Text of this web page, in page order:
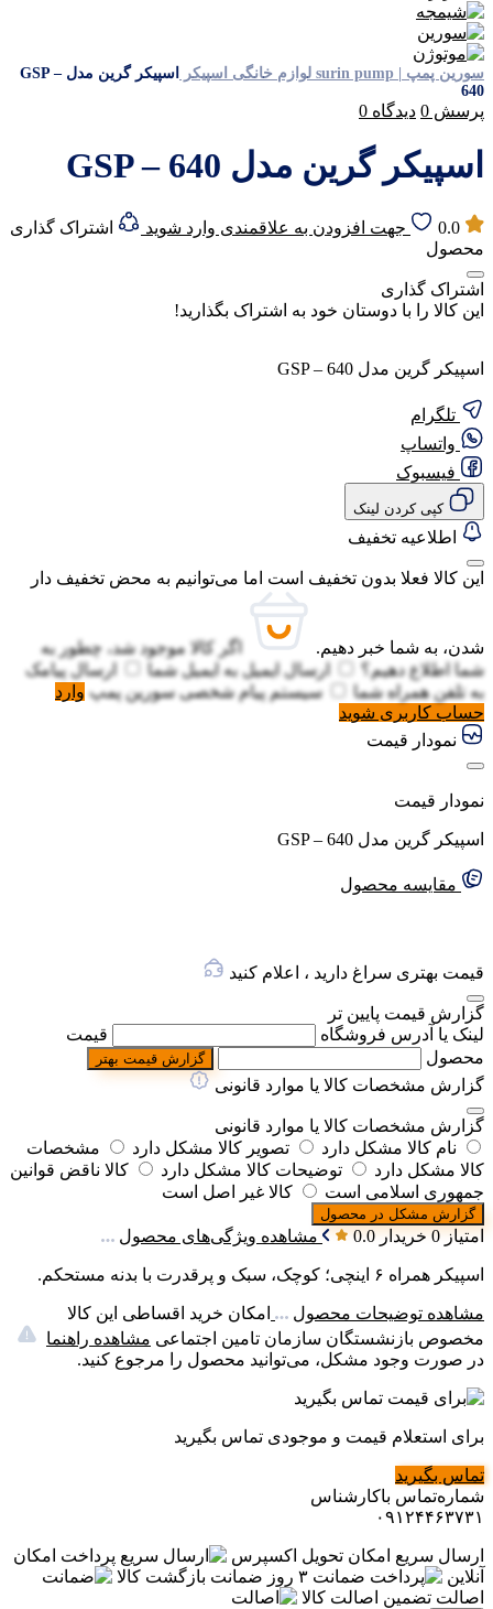
سورین پمپ | surin pump لوازم خانگی اسپیکر
اسپیکر گرین مدل GSP –
640
پرسش 0 دیدگاه 0
اسپیکر گرین مدل GSP – 640
0.0 جهت افزودن به علاقمندی وارد شوید
اشتراک گذاری
محصول
اشتراک گذاری
این کالا را با دوستان خود به اشتراک بگذارید!
اسپیکر گرین مدل GSP – 640
تلگرام
واتساپ
فیسبوک
کپی کردن لینک
اطلاعیه تخفیف
این کالا فعلا بدون تخفیف است اما می‌توانیم به محض تخفیف دار
شدن، به شما خبر دهیم.
اگر کالا موجود شد، چطور به
شما اطلاع دهیم؟
ارسال ایمیل به ایمیل شما
ارسال پیامک
به تلفن همراه شما سیستم پیام شخصی سورین پمپ وارد
حساب کاربری شوید
نمودار قیمت
نمودار قیمت
اسپیکر گرین مدل GSP – 640
مقایسه محصول
قیمت بهتری سراغ دارید ، اعلام کنید
گزارش قیمت پایین تر
لینک یا آدرس فروشگاه
قیمت
محصول
گزارش قیمت بهتر
گزارش مشخصات کالا یا موارد قانونی
گزارش مشخصات کالا یا موارد قانونی
نام کالا مشکل دارد
تصویر کالا مشکل دارد
مشخصات
کالا مشکل دارد
توضیحات کالا مشکل دارد
کالا ناقض قوانین
جمهوری اسلامی است
کالا غیر اصل است
گزارش مشکل در محصول
امتیاز 0 خریدار 0.0 مشاهده ویژگی‌های محصول
اسپیکر همراه ۶ اینچی؛ کوچک، سبک و پرقدرت با بدنه مستحکم.
مشاهده توضیحات محصول
امکان خرید اقساطی این کالا
مخصوص بازنشستگان سازمان تامین اجتماعی مشاهده راهنما
در صورت وجود مشکل، می‌توانید محصول را مرجوع کنید.
برای استعلام قیمت و موجودی تماس بگیرید
تماس بگیرید
شماره‌تماس‌ با‌کارشناس
۰۹۱۲۴۴۶۳۷۳۱
ارسال سریع امکان تحویل اکسپرس پرداخت امکان
آنلاین
ضمانت ۳ روز ضمانت بازگشت کالا
اصالت تضمین اصالت کالا